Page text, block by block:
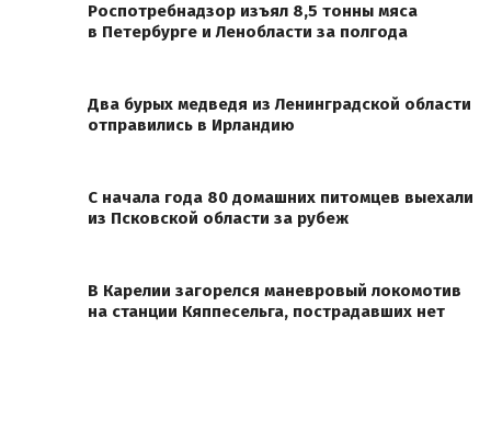
Роспотребнадзор изъял 8,5 тонны мяса
в Петербурге и Ленобласти за полгода
Два бурых медведя из Ленинградской области
отправились в Ирландию
С начала года 80 домашних питомцев выехали
из Псковской области за рубеж
В Карелии загорелся маневровый локомотив
на станции Кяппесельга, пострадавших нет